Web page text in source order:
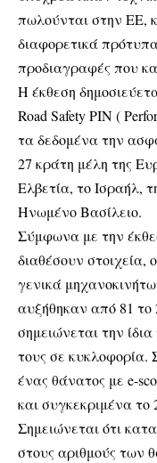
πωλούνται στην ΕΕ,
διαφορετικά
προδιαγραφές που
Η έκθεση
Road Safety PIN (
τα δεδομένα την
27 κράτη μέλη της
Ελβετία, το Ισραήλ,
Ηνωμένο Βασίλειο.
Σύμφωνα με την
διαθέσουν στοιχεία,
γενικά
αυξήθηκαν από 81 το
σημειώνεται την
τους σε
ένας θάνατος με e-
και συγκεκριμένα το
Σημειώνεται ότι
στους αριθμούς των